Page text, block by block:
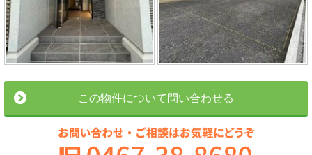
この物件について問い合わせる